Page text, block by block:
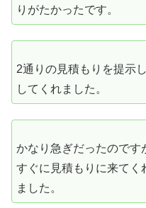
りがたかったです。
2通りの見積もりを提示
してくれました。
かなり急ぎだったのです
すぐに見積もりに来てく
ました。